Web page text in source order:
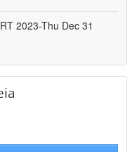
2023-Thu Dec 31